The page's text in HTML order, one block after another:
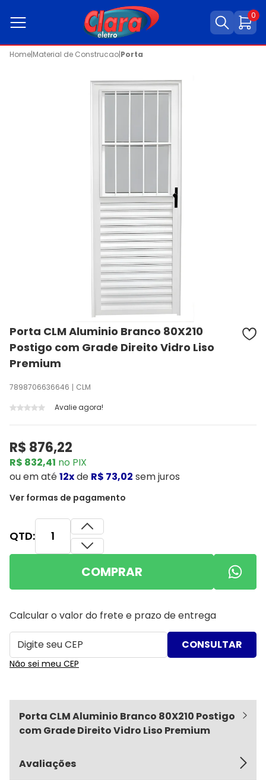
0
Home|Material de Construcao|Porta
Porta CLM Aluminio Branco 80X210
Postigo com Grade Direito Vidro Liso
Premium
7898706636646
CLM
Avalie agora!
R$ 876,22
R$ 832,41 no PIX
ouem até12xde R$ 73,02 sem juros
Ver formas de pagamento
QTD:
COMPRAR
Calcular o valor do frete e prazo de entrega
Não sei meu CEP
Porta CLM Aluminio Branco 80X210 Postigo
com Grade Direito Vidro Liso Premium
Avaliações